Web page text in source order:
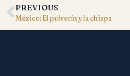
PREVIOUS
México: El polvorín y la chispa